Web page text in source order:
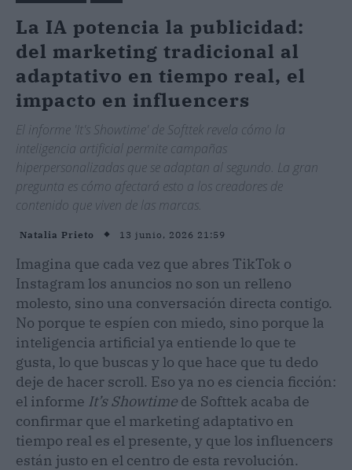
La IA potencia la publicidad:
del marketing tradicional al
adaptativo en tiempo real, el
impacto en influencers
El informe 'It's Showtime' de Softtek revela cómo la
inteligencia artificial permite campañas
hiperpersonalizadas que se adaptan al segundo. La gran
pregunta es cómo afectará esto a los creadores de
contenido que viven de las marcas.
Natalia Prieto 13 junio, 2026 21:59
Imagina que cada vez que abres TikTok o
Instagram los anuncios no son un relleno
molesto, sino una conversación directa contigo.
No porque te espíen con miedo, sino porque la
inteligencia artificial ya entiende lo que te
gusta, lo que buscas y lo que hace que tu dedo
deje de hacer scroll. Eso ya no es ciencia ficción:
el informe It’s Showtime de Softtek acaba de
confirmar que el marketing adaptativo en
tiempo real es el presente, y que los influencers
están justo en el centro de esta revolución.